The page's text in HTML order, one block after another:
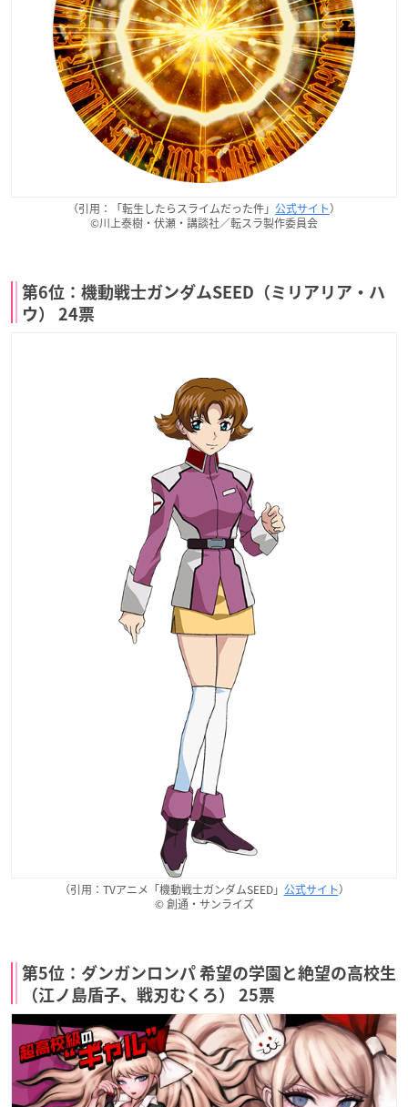
（引用：「転生したらスライムだった件」 公式サイト）
©川上泰樹・伏瀬・講談社／転スラ製作委員会
第6位：機動戦士ガンダムSEED（ミリアリア・ハ
ウ） 24票
（引用：TVアニメ「機動戦士ガンダムSEED」 公式サイト）
© 創通・サンライズ
第5位：ダンガンロンパ 希望の学園と絶望の高校生
（江ノ島盾子、戦刃むくろ） 25票